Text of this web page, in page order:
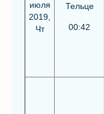
июля
2019,
Чт
Тельце
00:42